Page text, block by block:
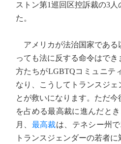
ストン第1巡回区控訴裁の3
た。
アメリカが法治国家である
っても法に反する命令はで
方たちがLGBTQコミュニテ
なり、こうしてトランスジェ
とが救いになります。ただ
を占める最高裁に進んだと
月、 最高裁は、テネシー州
トランスジェンダーの若者